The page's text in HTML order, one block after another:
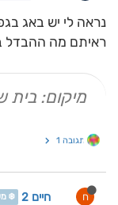
נראה לי יש באג
ראיתם מה ההבדל בין 246
מיקום:
תגובה 1
ח חיים 2 ❄️